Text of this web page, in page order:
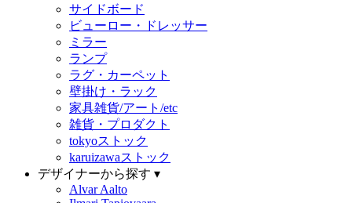
サイドボード
ビューロー・ドレッサー
ミラー
ランプ
ラグ・カーペット
壁掛け・ラック
家具雑貨/アート/etc
雑貨・プロダクト
tokyoストック
karuizawaストック
デザイナーから探す ▾
Alvar Aalto